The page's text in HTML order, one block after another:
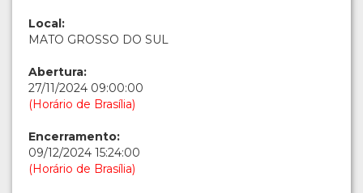
Local:
MATO GROSSO DO SUL
Abertura:
27/11/2024 09:00:00
(Horário de Brasília)
Encerramento:
09/12/2024 15:24:00
(Horário de Brasília)